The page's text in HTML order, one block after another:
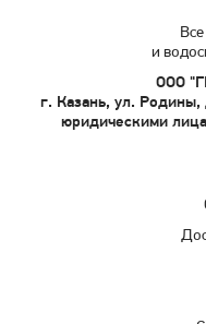
и
ООО
г. Казань, ул. Родины,
юридическими